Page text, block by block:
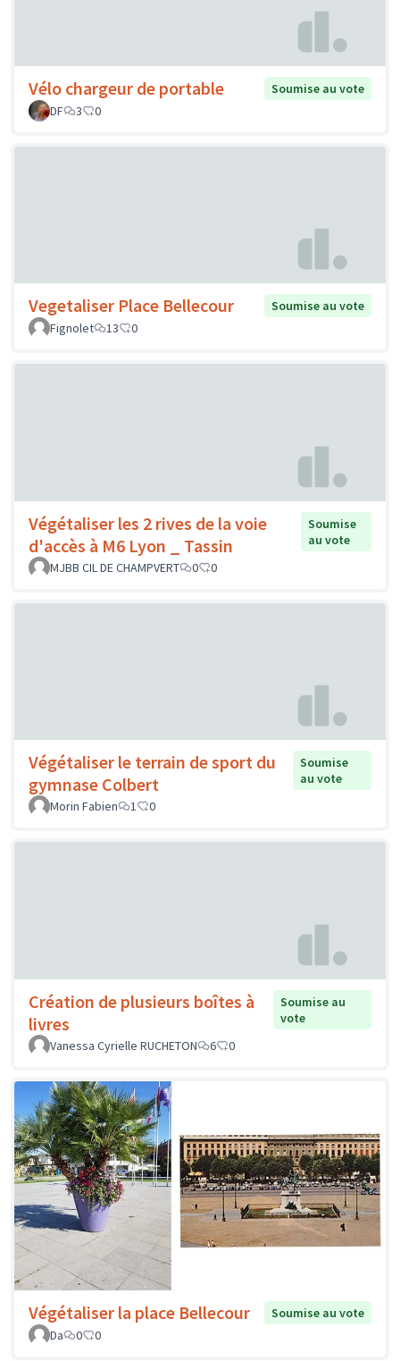
Vélo chargeur de portable
Soumise au vote
DF
3 0
Vegetaliser Place Bellecour
Soumise au vote
Fignolet
13 0
Végétaliser les 2 rives de la voie
d'accès à M6 Lyon _ Tassin
Soumise
au vote
MJBB CIL DE CHAMPVERT
0 0
Végétaliser le terrain de sport du
gymnase Colbert
Soumise
au vote
Morin Fabien
1 0
Création de plusieurs boîtes à
livres
Soumise au
vote
Vanessa Cyrielle RUCHETON
6 0
Végétaliser la place Bellecour
Soumise au vote
Da
0 0